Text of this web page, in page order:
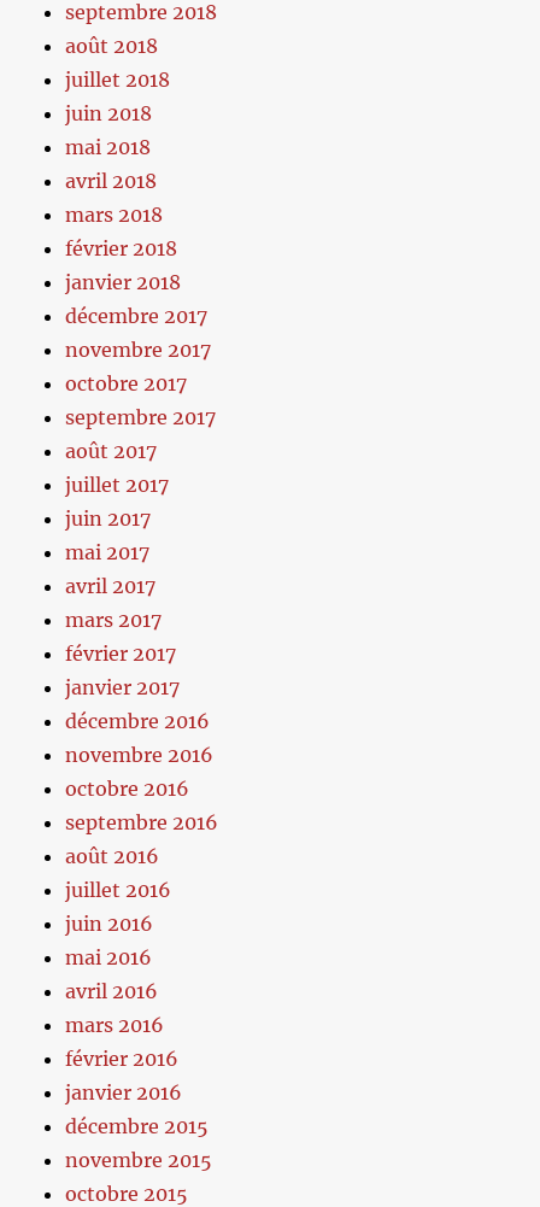
septembre 2018
août 2018
juillet 2018
juin 2018
mai 2018
avril 2018
mars 2018
février 2018
janvier 2018
décembre 2017
novembre 2017
octobre 2017
septembre 2017
août 2017
juillet 2017
juin 2017
mai 2017
avril 2017
mars 2017
février 2017
janvier 2017
décembre 2016
novembre 2016
octobre 2016
septembre 2016
août 2016
juillet 2016
juin 2016
mai 2016
avril 2016
mars 2016
février 2016
janvier 2016
décembre 2015
novembre 2015
octobre 2015